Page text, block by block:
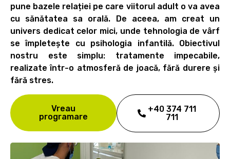
pune bazele relației pe care viitorul adult o va avea
cu sănătatea sa orală. De aceea, am creat un
univers dedicat celor mici, unde tehnologia de vârf
se împletește cu psihologia infantilă. Obiectivul
nostru este simplu: tratamente impecabile,
realizate într-o atmosferă de joacă, fără durere și
fără stres.
Vreau
programare
+40 374 711
711